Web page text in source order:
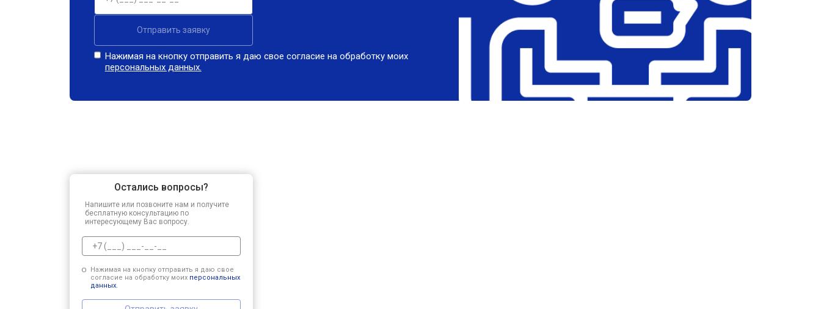
Отправить заявку
Нажимая на кнопку отправить я даю свое согласие на обработку моих
персональных данных.
Остались вопросы?
Напишите или позвоните нам и получите
бесплатную консультацию по
интересующему Вас вопросу.
Нажимая на кнопку отправить я даю свое
согласие на обработку моих персональных
данных.